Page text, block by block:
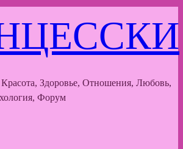
Здоровье, Отношения, Любовь,
Форум